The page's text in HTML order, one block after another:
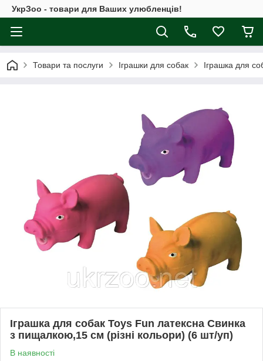
УкрЗоо - товари для Ваших улюбленців!
Товари та послуги Іграшки для собак Іграшка для
Іграшка для собак Toys Fun латексна Свинка
з пищалкою,15 см (різні кольори) (6 шт/уп)
В наявності